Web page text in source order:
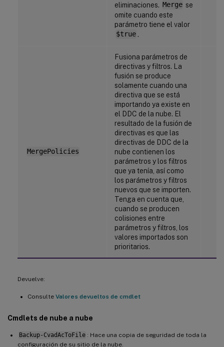
eliminaciones. Merge se
omite cuando este
parámetro tiene el valor
$true .
MergePolicies
Fusiona parámetros de
directivas y filtros. La
fusión se produce
solamente cuando una
directiva que se está
importando ya existe en
el DDC de la nube. El
resultado de la fusión de
directivas es que las
directivas de DDC de la
nube contienen los
parámetros y los filtros
que ya tenía, así como
los parámetros y filtros
nuevos que se importen.
Tenga en cuenta que,
cuando se producen
colisiones entre
parámetros y filtros, los
valores importados son
prioritarios.
Devuelve:
Consulte Valores devueltos de cmdlet
Cmdlets de nube a nube
Backup-CvadAcToFile : Hace una copia de seguridad de toda la
configuración de su sitio de la nube.